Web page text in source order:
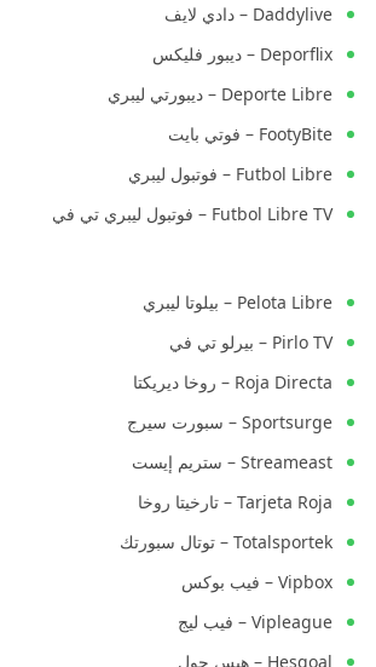
Daddylive – دادي لايف
Deporflix – ديبور فليكس
Deporte Libre – ديبورتي ليبري
FootyBite – فوتي بايت
Futbol Libre – فوتبول ليبري
Futbol Libre TV – فوتبول ليبري تي في
Pelota Libre – بيلوتا ليبري
Pirlo TV – بيرلو تي في
Roja Directa – روخا ديريكتا
Sportsurge – سبورت سيرج
Streameast – ستريم إيست
Tarjeta Roja – تارخيتا روخا
Totalsportek – توتال سبورتك
Vipbox – فيب بوكس
Vipleague – فيب ليج
Hesgoal – هيس جول